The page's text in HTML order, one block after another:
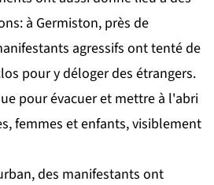
à Germiston, près de
agressifs ont tenté de
pour y déloger des étrangers.
pour évacuer et mettre à l'abri
femmes et enfants, visiblement
des manifestants ont